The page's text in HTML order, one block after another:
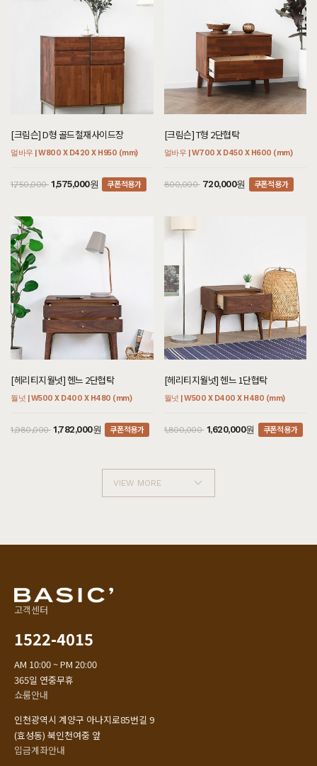
[크림슨] D형 골드철재사이드장
멀바우 | W800 X D420 X H950 (mm)
1,750,000 1,575,000원 쿠폰적용가
[크림슨] T형 2단협탁
멀바우 | W700 X D450 X H600 (mm)
800,000 720,000원 쿠폰적용가
[헤리티지월넛] 헨느 2단협탁
월넛 | W500 X D400 X H480 (mm)
1,980,000 1,782,000원 쿠폰적용가
[헤리티지월넛] 헨느 1단협탁
월넛 | W500 X D400 X H480 (mm)
1,800,000 1,620,000원 쿠폰적용가
VIEW MORE
고객센터
1522-4015
AM 10:00 ~ PM 20:00
365일 연중무휴
쇼룸안내
인천광역시 계양구 아나지로85번길 9
(효성동) 북인천여중 앞
입금계좌안내